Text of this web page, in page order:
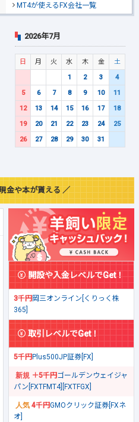
MT4が使えるFX会社一覧
2026年7月
日 月 火 水 木 金
土
1
2 3
4
5
6 7 8 9 10
11
12
13 14 15 16 17
18
19
20 21 22 23 24
25
26
27 28 29 30 31
金や本が貰える ／
開設や入金レベルでGet！
3千円岡三オンライン[くりっく株
365]
取引レベルでGet！
5千円Plus500JP証券[FX]
＋5千円ゴールデンウェイジャ
パン[FXTFMT4][FXTFGX]
4千円GMOクリック証券[FXネ
オ]